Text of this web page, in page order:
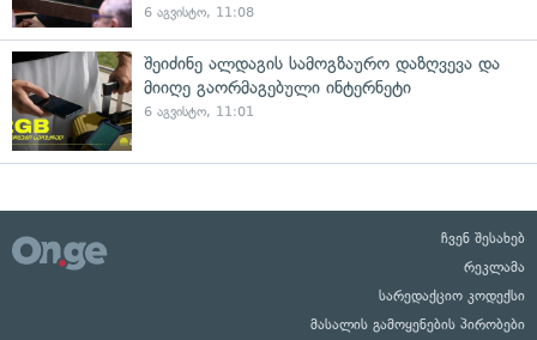
6 აგვისტო, 11:08
შეიძინე ალდაგის სამოგზაურო დაზღვევა და
მიიღე გაორმაგებული ინტერნეტი
6 აგვისტო, 11:01
ჩვენ შესახებ
რეკლამა
სარედაქციო კოდექსი
მასალის გამოყენების პირობები